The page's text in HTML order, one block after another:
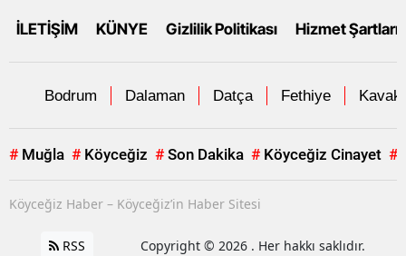
İLETİŞİM KÜNYE Gizlilik Politikası Hizmet Şartları
Bodrum Dalaman Datça Fethiye
# Muğla # Köyceğiz # Son Dakika # Köyceğiz Cinayet #
Köyceğiz Haber – Köyceğiz’in Haber Sitesi
RSS Copyright © 2026 . Her hakkı saklıdır.